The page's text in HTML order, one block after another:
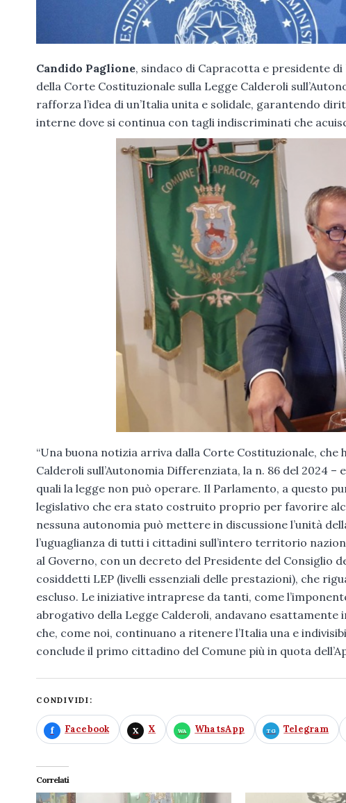
Candido Paglione, sindaco di Capracotta e presidente
della Corte Costituzionale sulla Legge Calderoli
rafforza l’idea di un’Italia unita e solidale, garantendo
interne dove si continua con tagli indiscriminati che
“Una buona notizia arriva dalla Corte Costituzionale,
Calderoli sull’Autonomia Differenziata, la n. 86 del 2024
quali la legge non può operare. Il Parlamento, a questo
legislativo che era stato costruito proprio per favorire
nessuna autonomia può mettere in discussione l’unità
l’uguaglianza di tutti i cittadini sull’intero territorio
al Governo, con un decreto del Presidente del Consiglio
cosiddetti LEP (livelli essenziali delle prestazioni), che
escluso. Le iniziative intraprese da tanti, come
abrogativo della Legge Calderoli, andavano
che, come noi, continuano a ritenere l’Italia una e
conclude il primo cittadino del Comune più in quota
CONDIVIDI:
Facebook X WhatsApp Telegram
Correlati